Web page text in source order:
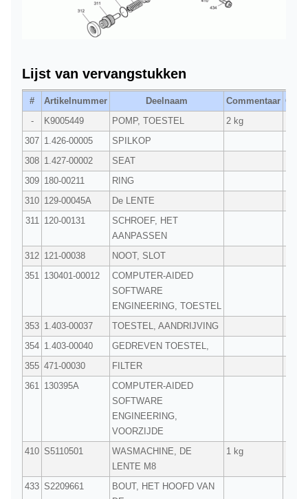
Lijst van vervangstukken
# Artikelnummer Deelnaam Commentaar Qty.
-
K9005449 POMP, TOESTEL 2 kg
307 1.426-00005 SPILKOP
308 1.427-00002 SEAT
309 180-00211 RING
310 129-00045A De LENTE
311
120-00131
SCHROEF, HET
AANPASSEN
312 121-00038 NOOT, SLOT
351
130401-00012
COMPUTER-AIDED
SOFTWARE
ENGINEERING, TOESTEL
353 1.403-00037 TOESTEL, AANDRIJVING
354 1.403-00040 GEDREVEN TOESTEL,
355 471-00030 FILTER
361
130395A
COMPUTER-AIDED
SOFTWARE
ENGINEERING,
VOORZIJDE
410 S5110501
WASMACHINE, DE
LENTE M8
1 kg
433 S2209661
BOUT, HET HOOFD VAN